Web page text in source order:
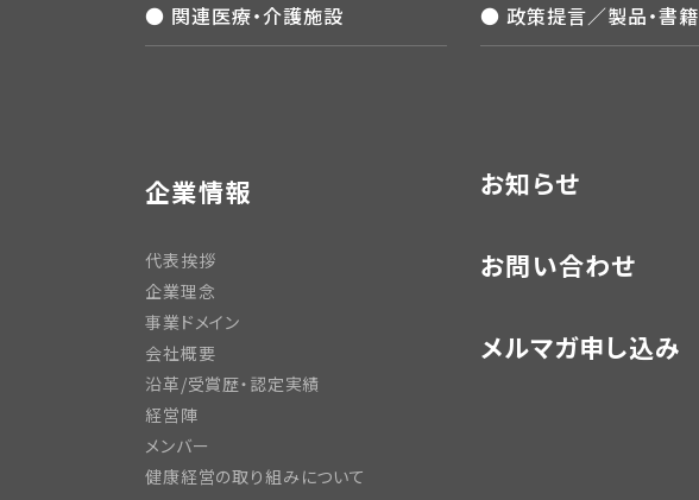
● 関連医療・介護施設 ● 政策提言／製品・書籍
企業情報
代表挨拶
企業理念
事業ドメイン
会社概要
沿革/受賞歴・認定実績
経営陣
メンバー
健康経営の取り組みについて
お知らせ
お問い合わせ
メルマガ申し込み